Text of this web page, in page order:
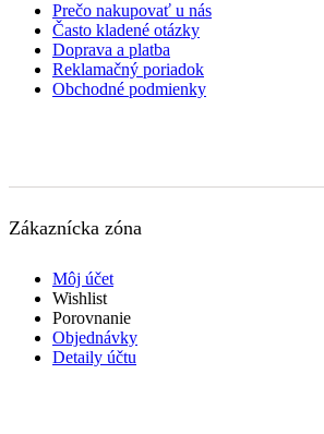
Prečo nakupovať u nás
Často kladené otázky
Doprava a platba
Reklamačný poriadok
Obchodné podmienky
Zákaznícka zóna
Môj účet
Wishlist
Porovnanie
Objednávky
Detaily účtu